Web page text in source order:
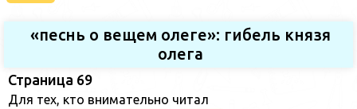
«песнь о вещем олеге»: гибель князя
олега
Страница 69
Для тех, кто внимательно читал